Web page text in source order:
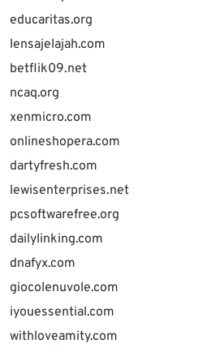
educaritas.org
lensajelajah.com
betflik09.net
ncaq.org
xenmicro.com
onlineshopera.com
dartyfresh.com
lewisenterprises.net
pcsoftwarefree.org
dailylinking.com
dnafyx.com
giocolenuvole.com
iyouessential.com
withloveamity.com